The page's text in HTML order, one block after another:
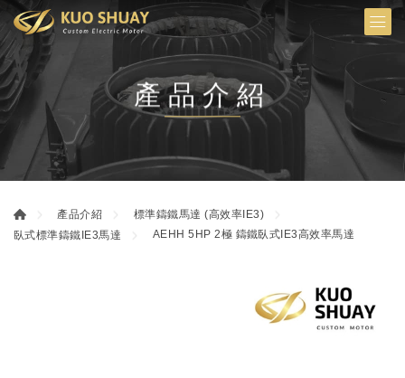
產品介紹
產品介紹
標準鑄鐵馬達 (高效率IE3)
臥式標準鑄鐵IE3馬達
AEHH 5HP 2極 鑄鐵臥式IE3高效率馬達